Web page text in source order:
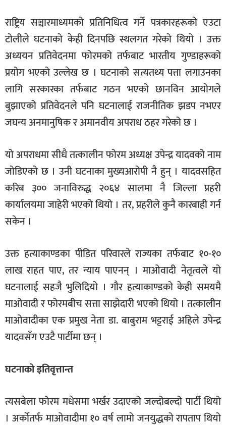
राष्ट्रिय सञ्चारमाध्यमको प्रतिनिधित्व गर्ने पत्रकारहरूको एउटा
टोलीले घटनाको केही दिनपछि स्थलगत गरेको थियो । उक्त
अध्ययन प्रतिवेदनमा फोरमको तर्फबाट भारतीय गुण्डाहरूको
प्रयोग भएको उल्लेख छ । घटनाको सत्यतथ्य पत्ता लगाउनका
लागि सरकारका तर्फबाट गठन भएको छानविन आयोगले
बुझाएको प्रतिवेदनले पनि घटनालाई राजनीतिक झडप नभएर
जघन्य अनमानुषिक र अमानवीय अपराध ठहर गरेको छ ।
यो अपराधमा सीधै तत्कालीन फोरम अध्यक्ष उपेन्द्र यादवको नाम
जोडिएको छ । उनी घटनाका मुख्यआरोपी नै हुन् । यादवसहित
करिब ३०० जनाविरुद्ध २०६४ सालमा नै जिल्ला प्रहरी
कार्यालयमा जाहेरी भएको थियो । तर, प्रहरीले कुनै कारबाही गर्न
सकेन ।
उक्त हत्याकाण्डका पीडित परिवारले राज्यका तर्फबाट १०-१०
लाख राहत पाए, तर न्याय पाएनन् । माओवादी नेतृत्वले यो
घटनालाई सहजै भुलिदियो । गौर हत्याकाण्डको केही समयमै
माओवादी र फोरमबीच सत्ता साझेदारी भएको थियो । तत्कालीन
माओवादीका एक प्रमुख नेता डा. बाबुराम भट्टराई अहिले उपेन्द्र
यादवसँग एउटै पार्टीमा छन् ।
घटनाको इतिवृत्तान्त
त्यसबेला फोरम मधेसमा भर्खर उदाएको जल्दोबल्दो पार्टी थियो
। अर्कोतर्फ माओवादीमा १० वर्ष लामो जनयुद्धको रापताप थियो